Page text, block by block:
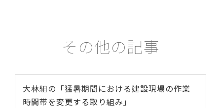
その他の記事
大林組の「猛暑期間における建設現場の作業
時間帯を変更する取り組み」